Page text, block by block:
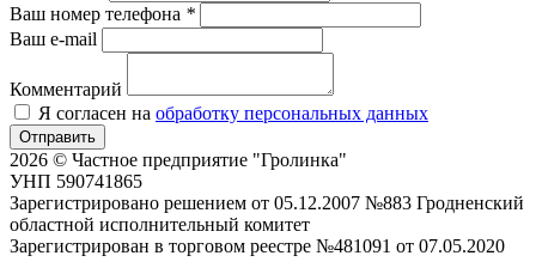
Ваш номер телефона *
Ваш e-mail
Комментарий
Я согласен на обработку персональных данных
Отправить
2026 © Частное предприятие "Гролинка"
УНП 590741865
Зарегистрировано решением от 05.12.2007 №883 Гродненский
областной исполнительный комитет
Зарегистрирован в торговом реестре №481091 от 07.05.2020